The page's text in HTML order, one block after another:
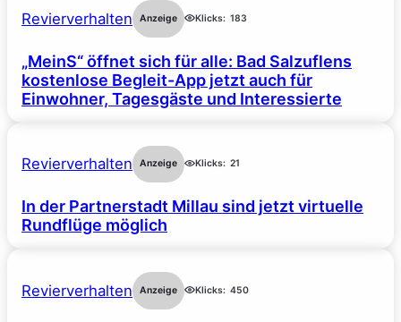
Revierverhalten Anzeige Klicks: 183
„MeinS“ öffnet sich für alle: Bad Salzuflens
kostenlose Begleit-App jetzt auch für
Einwohner, Tagesgäste und Interessierte
Revierverhalten Anzeige Klicks: 21
In der Partnerstadt Millau sind jetzt virtuelle
Rundflüge möglich
Revierverhalten Anzeige Klicks: 450